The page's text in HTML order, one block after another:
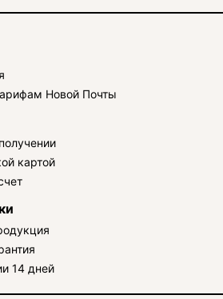
Новой Почты
картой
14 дней